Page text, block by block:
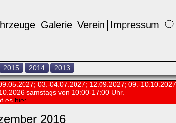
Impressum
Verein
Galerie
2015 2014 2013
03.-04.07.2027; 12.09.2027; 09.-10.10.2027
samstags von 10:00-17:00 Uhr.
es hier.
2016